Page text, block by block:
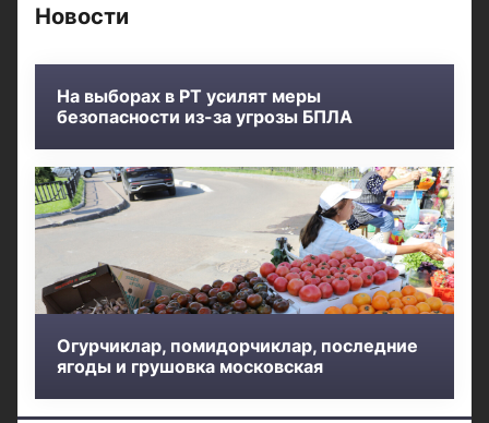
Новости
На выборах в РТ усилят меры
безопасности из-за угрозы БПЛА
Огурчиклар, помидорчиклар, последние
ягоды и грушовка московская